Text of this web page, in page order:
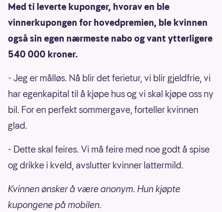
Med ti leverte kuponger, hvorav en ble
vinnerkupongen for hovedpremien, ble kvinnen
også sin egen nærmeste nabo og vant ytterligere
540 000 kroner.
- Jeg er målløs. Nå blir det ferietur, vi blir gjeldfrie, vi
har egenkapital til å kjøpe hus og vi skal kjøpe oss ny
bil. For en perfekt sommergave, forteller kvinnen
glad.
- Dette skal feires. Vi må feire med noe godt å spise
og drikke i kveld, avslutter kvinner lattermild.
Kvinnen ønsker å være anonym. Hun kjøpte
kupongene på mobilen.